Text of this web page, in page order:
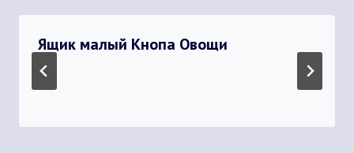
Ящик малый Кнопа Овощи